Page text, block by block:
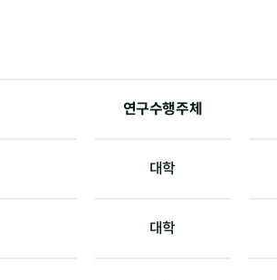
연구수행주체
대학
대학